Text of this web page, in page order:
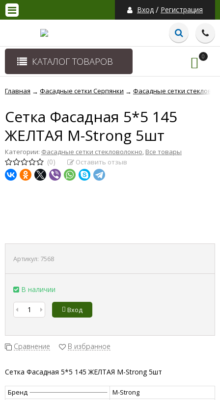
Вход / Регистрация
КАТАЛОГ ТОВАРОВ 0
Главная → Фасадные сетки Серпянки → Фасадные сетки
Сетка Фасадная 5*5 145
ЖЕЛТАЯ M-Strong 5шт
Категории: Фасадные сетки стекловолокно, Все товары
(0) Оставить отзыв
Артикул: 7568
В наличии
Вход
Сравнение В избранное
Сетка Фасадная 5*5 145 ЖЕЛТАЯ M-Strong 5шт
Бренд
M-Strong